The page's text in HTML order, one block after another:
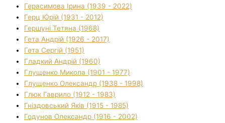
Герасимова Ірина (1939 - 2022)
Герц Юрій (1931 - 2012)
Гершуні Тетяна (1968)
Гета Андрій (1926 - 2017)
Гета Сергій (1951)
Гладкий Андрій (1960)
Глущенко Микола (1901 - 1977)
Глущенко Олександр (1938 - 1998)
Глюк Гаврило (1912 - 1983)
Гніздовський Яків (1915 - 1985)
Годунов Олександр (1916 - 2002)